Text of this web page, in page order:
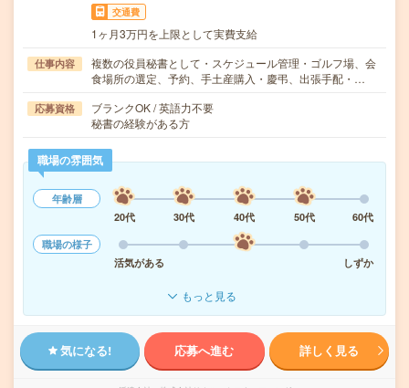
交通費
1ヶ月3万円を上限として実費支給
仕事内容
複数の役員秘書として・スケジュール管理・ゴルフ場、会
食場所の選定、予約、手土産購入・慶弔、出張手配・…
応募資格
ブランクOK / 英語力不要
秘書の経験がある方
職場の雰囲気
年齢層
20代
30代 40代 50代
60代
職場の様子
活気がある
しずか
もっと見る
気になる! 応募へ進む 詳しく見る